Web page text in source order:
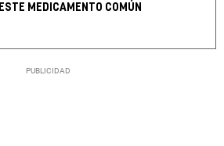
ESTE MEDICAMENTO COMÚN